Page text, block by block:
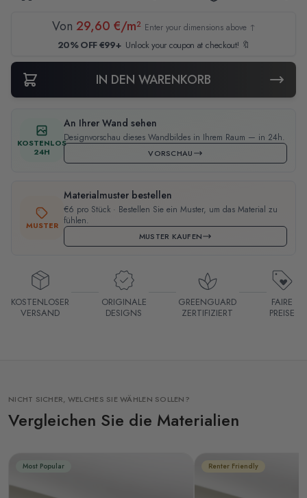
Von 29,60 €/m² Enter your dimensions above ↑
20% OFF €99+ Unlock your coupon at checkout! 🔖
IN DEN WARENKORB
KOSTENLOS
24H
An Ihrer Wand sehen
Designvorschau dieses Wandbildes in Ihrem Raum — in 24h.
VORSCHAU
MUSTER
Materialmuster bestellen
€6 pro Stück · Bestellen Sie ein Muster, um das Material zu
fühlen.
MUSTER KAUFEN
KOSTENLOSER
VERSAND
ORIGINALE
DESIGNS
GREENGUARD
ZERTIFIZIERT
FAIRE
PREISE
NICHT SICHER, WELCHES SIE WÄHLEN SOLLEN?
Vergleichen Sie die Materialien
Most Popular Renter Friendly